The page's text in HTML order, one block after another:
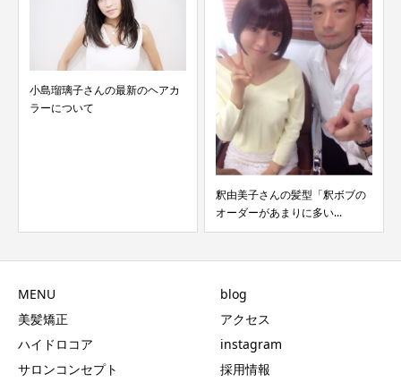
小島瑠璃子さんの最新のヘアカ
ラーについて
釈由美子さんの髪型「釈ボブの
オーダーがあまりに多い...
MENU
美髪矯正
ハイドロコア
サロンコンセプト
blog
アクセス
instagram
採用情報